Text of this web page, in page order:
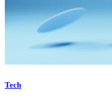
Tech